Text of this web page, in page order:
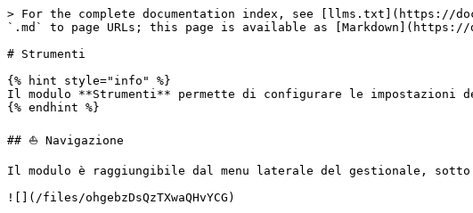
> For the complete documentation index, see [llms.txt](https://
`.md` to page URLs; this page is available as [Markdown](https://
# Strumenti
{% hint style="info" %}
Il modulo **Strumenti** permette di configurare le impostazioni
{% endhint %}
## ⛵ Navigazione
Il modulo è raggiungibile dal menu laterale del gestionale,
![](/files/ohgebzDsQzTXwaQHvYCG)